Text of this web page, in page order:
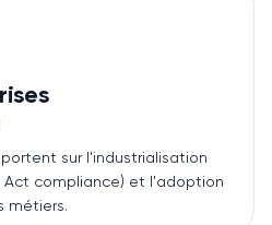
sur l'industrialisation
Act compliance) et l'adoption
métiers.